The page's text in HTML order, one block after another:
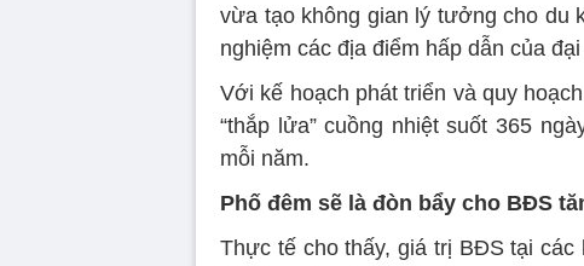
vừa tạo không gian lý tưởng cho du
nghiệm các địa điểm hấp dẫn của
Với kế hoạch phát triển và quy
“thắp lửa” cuồng nhiệt suốt 365
mỗi năm.
Phố đêm sẽ là đòn bẩy cho BĐS
Thực tế cho thấy, giá trị BĐS tại